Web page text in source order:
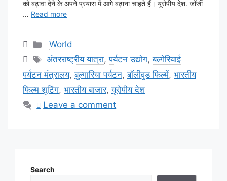
को बढ़ावा देने के अपने प्रयास में आगे बढ़ाना चाहते हैं। यूरोपीय देश. जॉर्जी
… Read more
Categories
World
Tags
अंतरराष्ट्रीय यात्रा,पर्यटन उद्योग,बल्गेरियाई
पर्यटन मंत्रालय,बुल्गारिया पर्यटन,बॉलीवुड फिल्में, भारतीय
फिल्म शूटिंग, भारतीय बाजार,यूरोपीय देश
Leave a comment
Search